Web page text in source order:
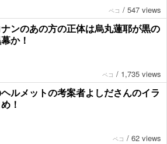
ペコ / 547 views
ンのあの方の正体は烏丸蓮耶が黒の
か！
ペコ / 1,735 views
ルメットの考案者よしださんのイラ
！
ペコ / 62 views